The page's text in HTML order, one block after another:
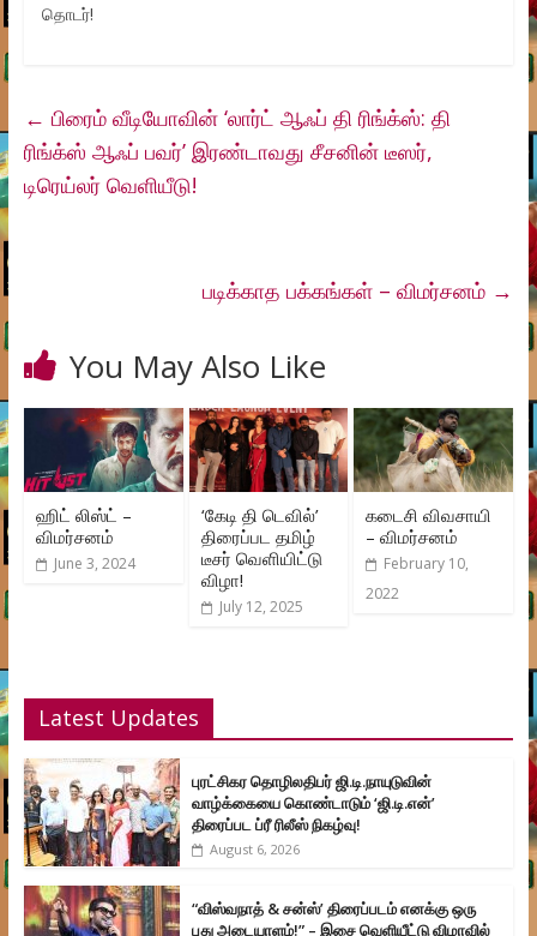
தொடர்!
← பிரைம் வீடியோவின் ‘லார்ட் ஆஃப் தி ரிங்க்ஸ்: தி
ரிங்க்ஸ் ஆஃப் பவர்’ இரண்டாவது சீசனின் டீஸர்,
டிரெய்லர் வெளியீடு!
படிக்காத பக்கங்கள் – விமர்சனம் →
You May Also Like
ஹிட் லிஸ்ட் –
விமர்சனம்
June 3, 2024
‘கேடி தி டெவில்’
திரைப்பட தமிழ்
டீசர் வெளியிட்டு
விழா!
July 12, 2025
கடைசி விவசாயி
– விமர்சனம்
February 10,
2022
Latest Updates
புரட்சிகர தொழிலதிபர் ஜி.டி.நாயுடுவின்
வாழ்க்கையை கொண்டாடும் ‘ஜி.டி.என்’
திரைப்பட ப்ரீ ரிலீஸ் நிகழ்வு!
August 6, 2026
“விஸ்வநாத் & சன்ஸ்’ திரைப்படம் எனக்கு ஒரு
புது அடையாளம்!” – இசை வெளியீட்டு விழாவில்